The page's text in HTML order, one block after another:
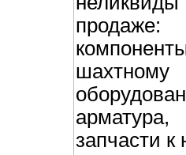
запчасти к